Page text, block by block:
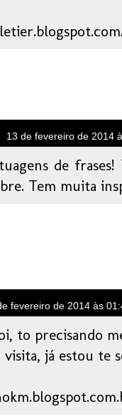
13 de fevereiro de 2014
de
Tem muita
fevereiro de 2014 às
to precisando
visita, já estou te